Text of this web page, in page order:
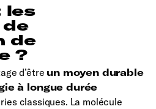
les
de
?
d’être un moyen durable
à longue durée
classiques. La molécule